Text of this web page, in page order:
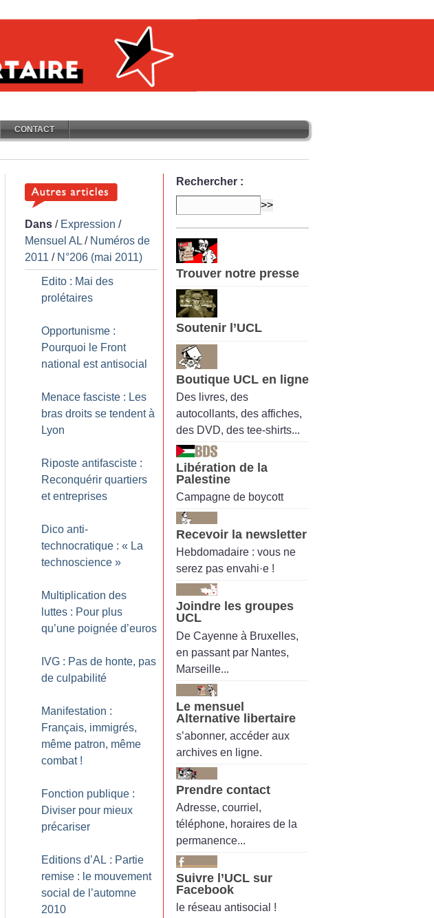
CONTACT
Dans / Expression /
Mensuel AL / Numéros de
2011 / N°206 (mai 2011)
Edito : Mai des
prolétaires
Opportunisme :
Pourquoi le Front
national est antisocial
Menace fasciste : Les
bras droits se tendent à
Lyon
Riposte antifasciste :
Reconquérir quartiers
et entreprises
Dico anti-
technocratique : « La
technoscience »
Multiplication des
luttes : Pour plus
qu’une poignée d’euros
IVG : Pas de honte, pas
de culpabilité
Manifestation :
Français, immigrés,
même patron, même
combat !
Fonction publique :
Diviser pour mieux
précariser
Editions d’AL : Partie
remise : le mouvement
social de l’automne
2010
Rechercher :
Trouver notre presse
Soutenir l’UCL
Boutique UCL en ligne
Des livres, des
autocollants, des affiches,
des DVD, des tee-shirts...
Libération de la
Palestine
Campagne de boycott
Recevoir la newsletter
Hebdomadaire : vous ne
serez pas envahi·e !
Joindre les groupes
UCL
De Cayenne à Bruxelles,
en passant par Nantes,
Marseille...
Le mensuel
Alternative libertaire
s’abonner, accéder aux
archives en ligne.
Prendre contact
Adresse, courriel,
téléphone, horaires de la
permanence...
Suivre l’UCL sur
Facebook
le réseau antisocial !